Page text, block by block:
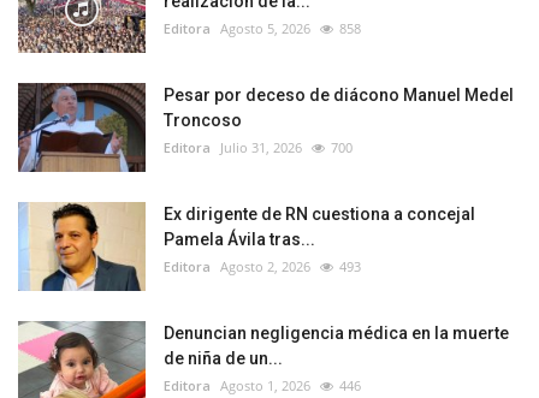
Editora Agosto 5, 2026 858
Pesar por deceso de diácono Manuel Medel
Troncoso
Editora Julio 31, 2026 700
Ex dirigente de RN cuestiona a concejal
Pamela Ávila tras...
Editora Agosto 2, 2026 493
Denuncian negligencia médica en la muerte
de niña de un...
Editora Agosto 1, 2026 446